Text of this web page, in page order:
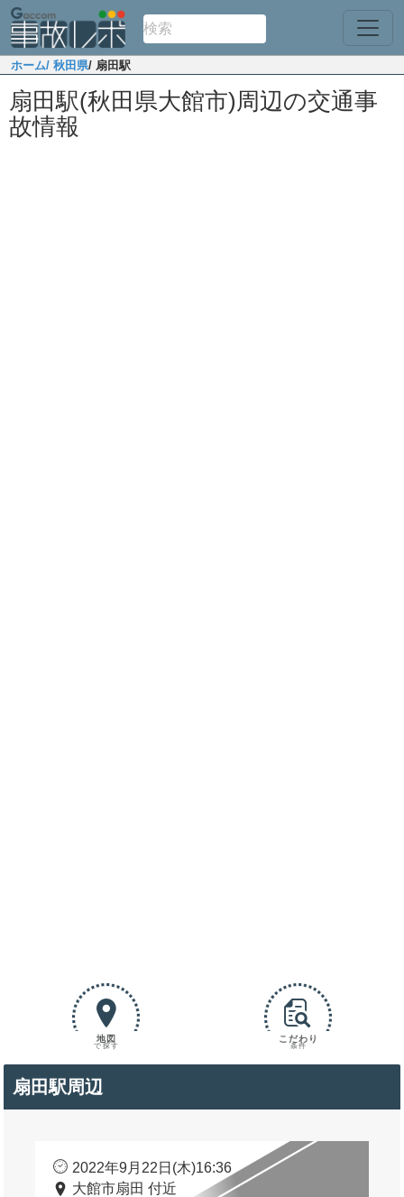
ホーム/ 秋田県/ 扇田駅
扇田駅(秋田県大館市)周辺の交通事
故情報
地図
で探す
こだわり
条件
扇田駅周辺
2022年9月22日(木)16:36
大館市扇田 付近